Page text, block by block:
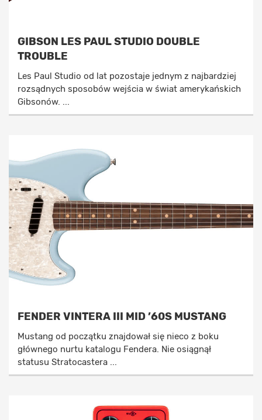
GIBSON LES PAUL STUDIO DOUBLE
TROUBLE
Les Paul Studio od lat pozostaje jednym z najbardziej
rozsądnych sposobów wejścia w świat amerykańskich
Gibsonów. ...
FENDER VINTERA III MID ’60S MUSTANG
Mustang od początku znajdował się nieco z boku
głównego nurtu katalogu Fendera. Nie osiągnął
statusu Stratocastera ...